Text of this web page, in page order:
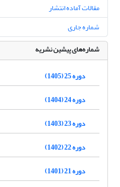
مقالات آماده انتشار
شماره جاری
شماره‌های پیشین نشریه
دوره 25 (1405)
دوره 24 (1404)
دوره 23 (1403)
دوره 22 (1402)
دوره 21 (1401)